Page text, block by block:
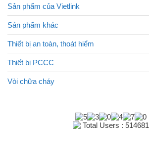
Sản phẩm của Vietlink
Sản phẩm khác
Thiết bị an toàn, thoát hiểm
Thiết bị PCCC
Vòi chữa cháy
Total Users : 514681